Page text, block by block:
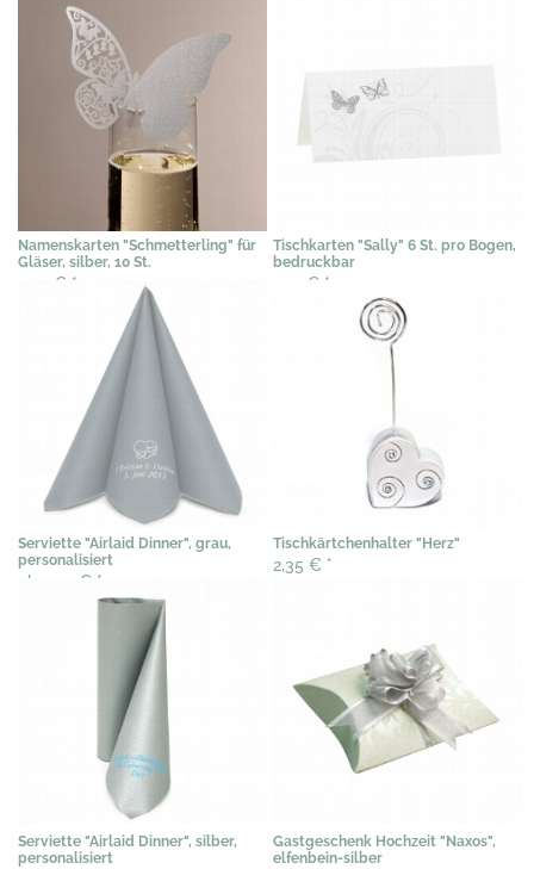
Namenskarten "Schmetterling" für
Gläser, silber, 10 St.
5,73 € *
Tischkarten "Sally" 6 St. pro Bogen,
bedruckbar
2,41 € *
Serviette "Airlaid Dinner", grau,
personalisiert
ab 0,72 € *
Tischkärtchenhalter "Herz"
2,35 € *
Serviette "Airlaid Dinner", silber,
personalisiert
Gastgeschenk Hochzeit "Naxos",
elfenbein-silber